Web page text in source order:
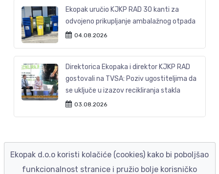
Ekopak uručio KJKP RAD 30 kanti za
odvojeno prikupljanje ambalažnog otpada
04.08.2026
Direktorica Ekopaka i direktor KJKP RAD
gostovali na TVSA: Poziv ugostiteljima da
se uključe u izazov recikliranja stakla
03.08.2026
Ekopak d.o.o koristi kolačiće (cookies) kako bi poboljšao
funkcionalnost stranice i pružio bolje korisničko